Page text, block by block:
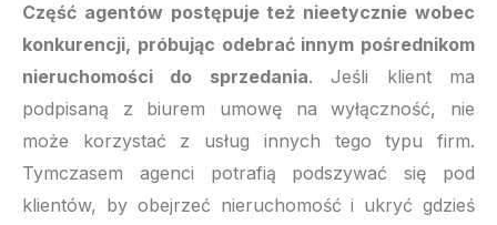
Część agentów postępuje też nieetycznie wobec
konkurencji, próbując odebrać innym pośrednikom
nieruchomości do sprzedania. Jeśli klient ma
podpisaną z biurem umowę na wyłączność, nie
może korzystać z usług innych tego typu firm.
Tymczasem agenci potrafią podszywać się pod
klientów, by obejrzeć nieruchomość i ukryć gdzieś